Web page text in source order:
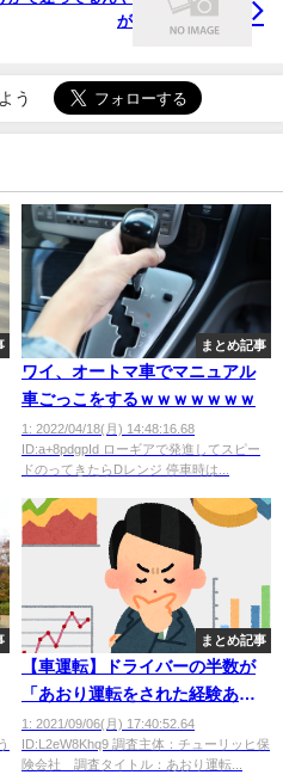
が
う
まとめ記事
ワイ、オートマ車でマニュアル
車ごっこをするｗｗｗｗｗｗｗ
1: 2022/04/18(月) 14:48:16.68
ID:a+8pdgpId ローギアで発進してスピー
ドのってきたらDレンジ 停車時は...
まとめ記事
【車運転】ドライバーの半数が
「あおり運転をされた経験あ
り」されないためにできること
は？
1: 2021/09/06(月) 17:40:52.64
ID:L2eW8Khq9 調査主体：チューリッヒ保
険会社 調査タイトル：あおり運転...